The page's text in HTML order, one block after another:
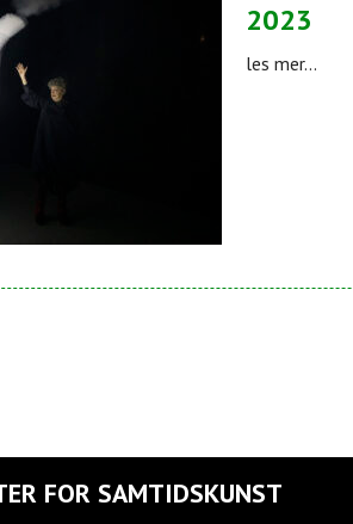
2023
les mer...
FOR SAMTIDSKUNST